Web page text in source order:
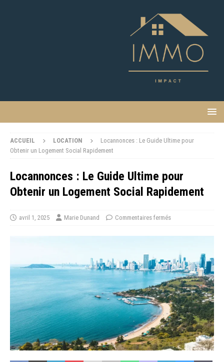
ACCUEIL LOCATION
Locannonces : Le Guide Ultime pour
Obtenir un Logement Social Rapidement
Locannonces : Le Guide Ultime pour
Obtenir un Logement Social Rapidement
avril 1, 2025 Marie Dunand Commentaires fermés